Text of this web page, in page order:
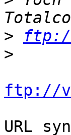
>
>
ftp://